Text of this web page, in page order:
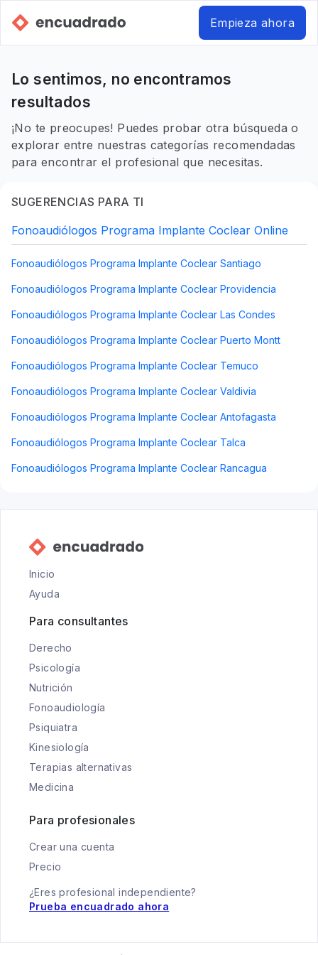
Empieza ahora
Lo sentimos, no encontramos
resultados
¡No te preocupes! Puedes probar otra búsqueda o
explorar entre nuestras categorías recomendadas
para encontrar el profesional que necesitas.
SUGERENCIAS PARA TI
Fonoaudiólogos Programa Implante Coclear Online
Fonoaudiólogos Programa Implante Coclear Santiago
Fonoaudiólogos Programa Implante Coclear Providencia
Fonoaudiólogos Programa Implante Coclear Las Condes
Fonoaudiólogos Programa Implante Coclear Puerto Montt
Fonoaudiólogos Programa Implante Coclear Temuco
Fonoaudiólogos Programa Implante Coclear Valdivia
Fonoaudiólogos Programa Implante Coclear Antofagasta
Fonoaudiólogos Programa Implante Coclear Talca
Fonoaudiólogos Programa Implante Coclear Rancagua
Inicio
Ayuda
Para consultantes
Derecho
Psicología
Nutrición
Fonoaudiología
Psiquiatra
Kinesiología
Terapias alternativas
Medicina
Para profesionales
Crear una cuenta
Precio
¿Eres profesional independiente?
Prueba encuadrado ahora